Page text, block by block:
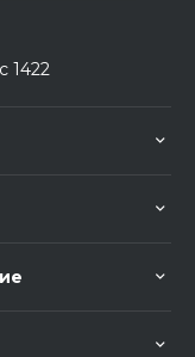
1422